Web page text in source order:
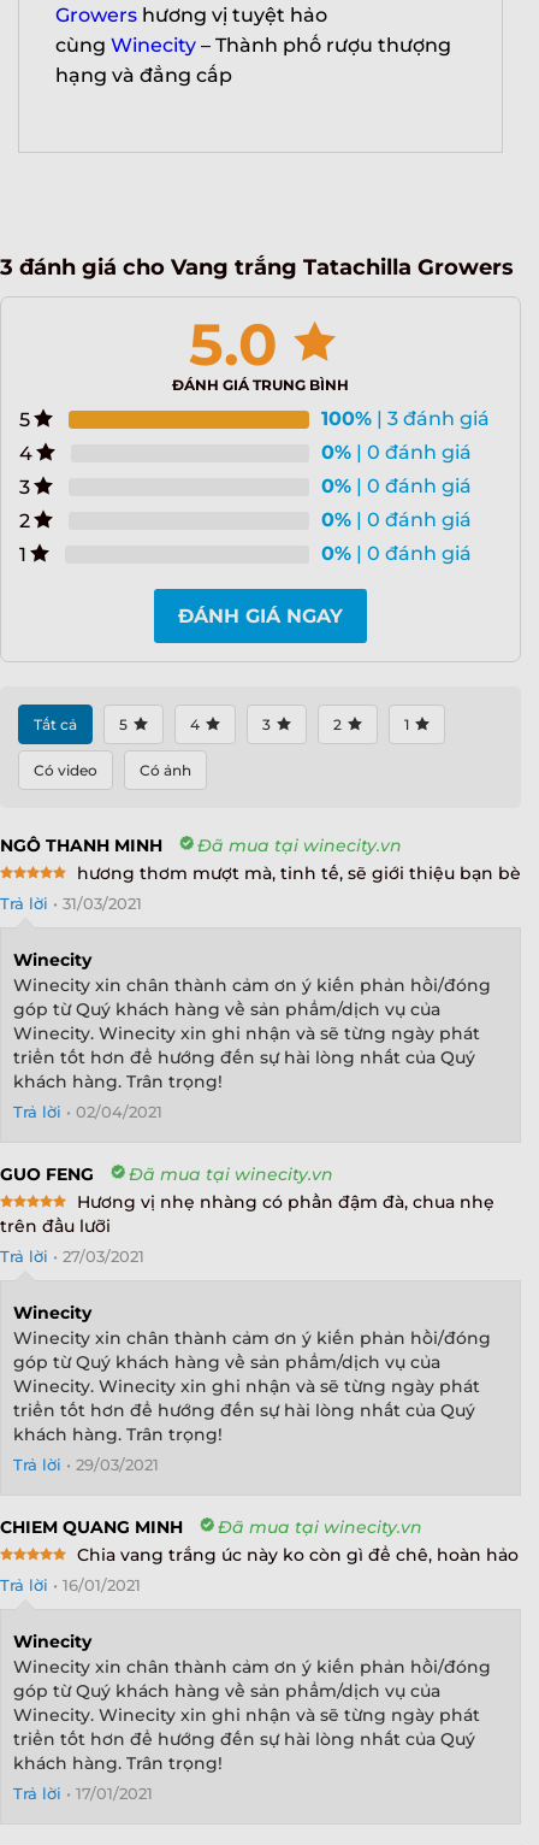
Growers hương vị tuyệt hảo
cùng Winecity – Thành phố rượu thượng
hạng và đẳng cấp
3 đánh giá cho Vang trắng Tatachilla Growers
5.0
ĐÁNH GIÁ TRUNG BÌNH
5 100% | 3 đánh giá
4
0% | 0 đánh giá
3
0% | 0 đánh giá
2
0% | 0 đánh giá
1
0% | 0 đánh giá
ĐÁNH GIÁ NGAY
Tất cả 5 4 3 2 1
Có video Có ảnh
NGÔ THANH MINH Đã mua tại winecity.vn
out of 5
hương thơm mượt mà, tinh tế, sẽ giới thiệu bạn bè
Trả lời • 31/03/2021
Winecity
Winecity xin chân thành cảm ơn ý kiến phản hồi/đóng
góp từ Quý khách hàng về sản phẩm/dịch vụ của
Winecity. Winecity xin ghi nhận và sẽ từng ngày phát
triển tốt hơn để hướng đến sự hài lòng nhất của Quý
khách hàng. Trân trọng!
Trả lời • 02/04/2021
GUO FENG Đã mua tại winecity.vn
Rated
out of 5
Hương vị nhẹ nhàng có phần đậm đà, chua nhẹ
trên đầu lưỡi
Trả lời • 27/03/2021
Winecity
Winecity xin chân thành cảm ơn ý kiến phản hồi/đóng
góp từ Quý khách hàng về sản phẩm/dịch vụ của
Winecity. Winecity xin ghi nhận và sẽ từng ngày phát
triển tốt hơn để hướng đến sự hài lòng nhất của Quý
khách hàng. Trân trọng!
Trả lời • 29/03/2021
CHIEM QUANG MINH Đã mua tại winecity.vn
out of 5
Chia vang trắng úc này ko còn gì để chê, hoàn hảo
Trả lời • 16/01/2021
Winecity
Winecity xin chân thành cảm ơn ý kiến phản hồi/đóng
góp từ Quý khách hàng về sản phẩm/dịch vụ của
Winecity. Winecity xin ghi nhận và sẽ từng ngày phát
triển tốt hơn để hướng đến sự hài lòng nhất của Quý
khách hàng. Trân trọng!
Trả lời • 17/01/2021